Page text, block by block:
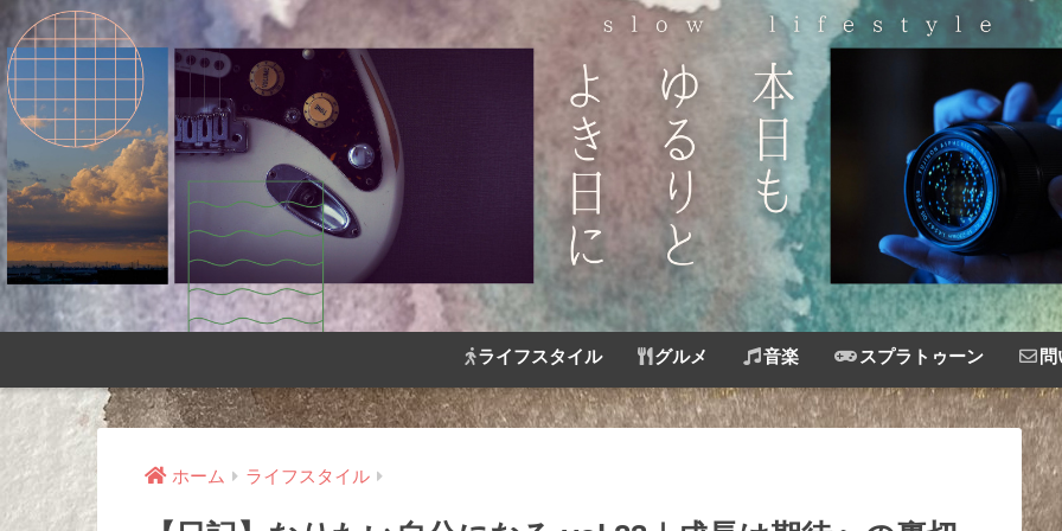
ライフスタイル グルメ 音楽 スプラトゥーン
ホーム ライフスタイル